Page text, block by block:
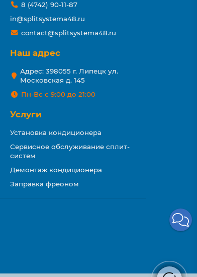
8 (4742) 90-11-87
in@splitsystema48.ru
contact@splitsystema48.ru
Наш адрес
Адрес: 398055 г. Липецк ул.
Московская д. 145
Пн-Вс с 9:00 до 21:00
Услуги
Установка кондиционера
Сервисное обслуживание сплит-
систем
Демонтаж кондиционера
Заправка фреоном